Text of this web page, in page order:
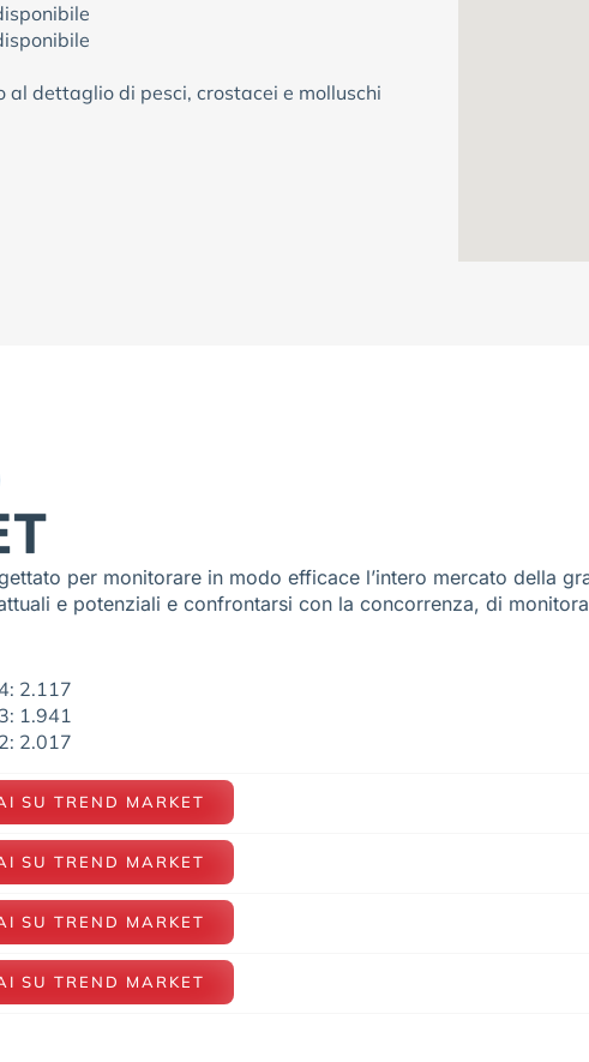
al dettaglio di pesci, crostacei e molluschi
per monitorare in modo efficace l’intero mercato della
e potenziali e confrontarsi con la concorrenza, di
2.117
1.941
2.017
SU TREND MARKET
SU TREND MARKET
SU TREND MARKET
SU TREND MARKET